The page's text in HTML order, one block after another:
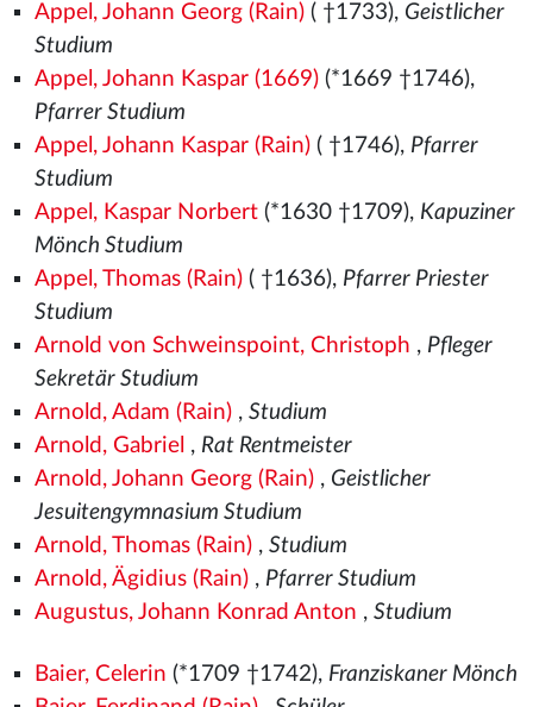
Appel, Johann Georg (Rain)( †1733), Geistlicher
Studium
Appel, Johann Kaspar (1669)(*1669 †1746),
Pfarrer Studium
Appel, Johann Kaspar (Rain)( †1746), Pfarrer
Studium
Appel, Kaspar Norbert(*1630 †1709), Kapuziner
Mönch Studium
Appel, Thomas (Rain)( †1636), Pfarrer Priester
Studium
Arnold von Schweinspoint, Christoph , Pfleger
Sekretär Studium
Arnold, Adam (Rain), Studium
Arnold, Gabriel , Rat Rentmeister
Arnold, Johann Georg (Rain), Geistlicher
Jesuitengymnasium Studium
Arnold, Thomas (Rain), Studium
Arnold, Ägidius (Rain), Pfarrer Studium
Augustus, Johann Konrad Anton , Studium
Baier, Celerin (*1709 †1742), Franziskaner Mönch